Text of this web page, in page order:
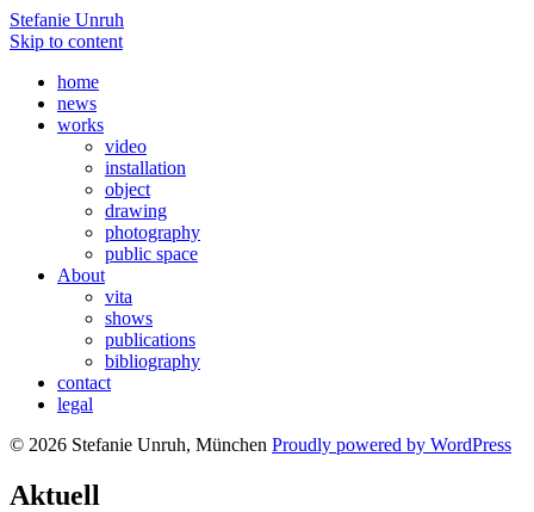
Stefanie Unruh
Skip to content
home
news
works
video
installation
object
drawing
photography
public space
About
vita
shows
publications
bibliography
contact
legal
© 2026 Stefanie Unruh, München Proudly powered by WordPress
Aktuell